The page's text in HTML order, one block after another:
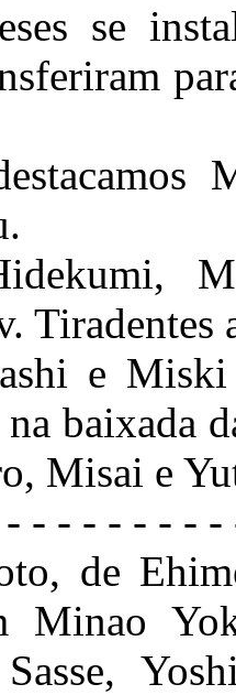
se
e
baixada
Misai e
- - - - - - - -
de
Minao